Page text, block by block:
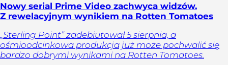
Nowy serial Prime Video zachwyca widzów.
Z rewelacyjnym wynikiem na Rotten Tomatoes
„Sterling Point” zadebiutował 5 sierpnia, a
ośmioodcinkowa produkcja już może pochwalić się
bardzo dobrymi wynikami na Rotten Tomatoes.